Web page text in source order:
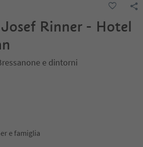
Rinner - Hotel
e dintorni
e famiglia